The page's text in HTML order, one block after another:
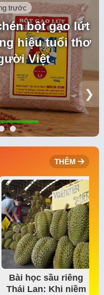
trước
bột gạo lứt
hiệu tuổi thơ
Việt
❯
THÊM
Bài học sầu riêng
Thái Lan: Khi niềm